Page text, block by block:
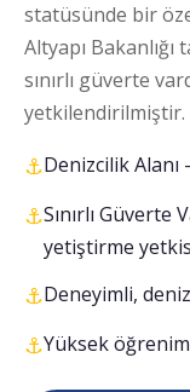
statüsünde bir
Altyapı Bakanlığı
sınırlı güverte
yetkilendirilmiştir.
Denizcilik
Sınırlı Güverte
yetiştirme
Deneyimli,
Yüksek